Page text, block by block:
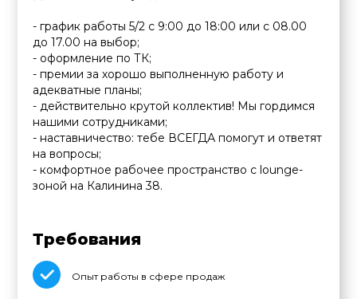
- график работы 5/2 с 9:00 до 18:00 или с 08.00
до 17.00 на выбор;
- оформление по ТК;
- премии за хорошо выполненную работу и
адекватные планы;
- действительно крутой коллектив! Мы гордимся
нашими сотрудниками;
- наставничество: тебе ВСЕГДА помогут и ответят
на вопросы;
- комфортное рабочее пространство с lounge-
зоной на Калинина 38.
Требования
Опыт работы в сфере продаж